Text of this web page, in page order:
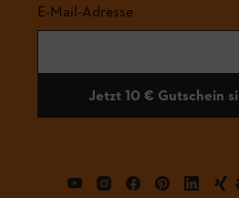
E-Mail-Adresse
Jetzt 10 € Gutschein